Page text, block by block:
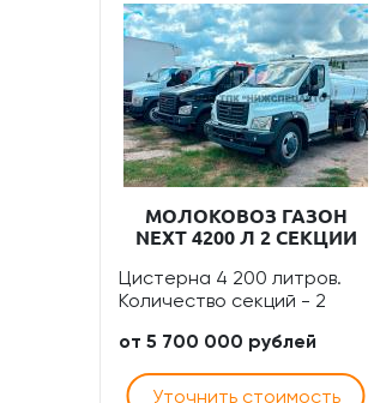
МОЛОКОВОЗ ГАЗОН
NEXT 4200 Л 2 СЕКЦИИ
Цистерна 4 200 литров.
Количество секций - 2
от 5 700 000 рублей
Уточнить стоимость